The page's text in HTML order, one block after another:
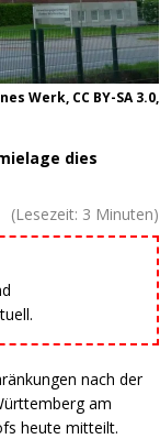
Werk, CC BY-SA 3.0,
dies
(Lesezeit: 3 Minuten)
nach der
am
heute mitteilt.